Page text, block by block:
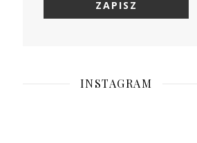
INSTAGRAM